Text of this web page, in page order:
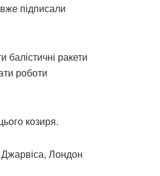
вже підписали
ракети
роботи
козиря.
Лондон